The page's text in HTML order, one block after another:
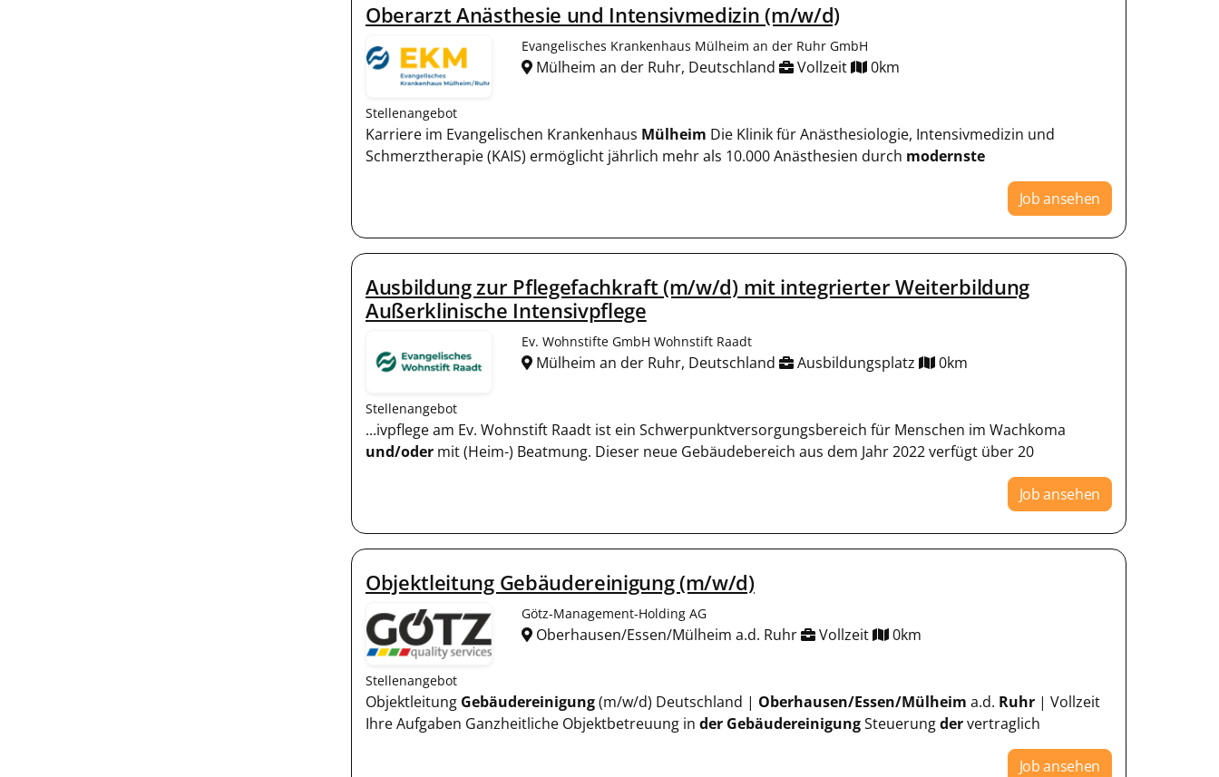
Oberarzt Anästhesie und Intensivmedizin (m/w/d)
Evangelisches Krankenhaus Mülheim an der Ruhr GmbH
Mülheim an der Ruhr, Deutschland Vollzeit 0km
Stellenangebot
Karriere im Evangelischen Krankenhaus Mülheim Die Klinik für Anästhesiologie, Intensivmedizin und
Schmerztherapie (KAIS) ermöglicht jährlich mehr als 10.000 Anästhesien durch modernste
Job ansehen
Ausbildung zur Pflegefachkraft (m/w/d) mit integrierter Weiterbildung
Außerklinische Intensivpflege
Ev. Wohnstifte GmbH Wohnstift Raadt
Mülheim an der Ruhr, Deutschland Ausbildungsplatz 0km
Stellenangebot
...ivpflege am Ev. Wohnstift Raadt ist ein Schwerpunktversorgungsbereich für Menschen im Wachkoma
und/oder mit (Heim-) Beatmung. Dieser neue Gebäudebereich aus dem Jahr 2022 verfügt über 20
Job ansehen
Objektleitung Gebäudereinigung (m/w/d)
Götz-Management-Holding AG
Oberhausen/Essen/Mülheim a.d. Ruhr Vollzeit 0km
Stellenangebot
Objektleitung Gebäudereinigung(m/w/d) Deutschland | Oberhausen/Essen/Mülheim a.d. Ruhr | Vollzeit
Ihre Aufgaben Ganzheitliche Objektbetreuung in der GebäudereinigungSteuerungdervertraglich
Job ansehen